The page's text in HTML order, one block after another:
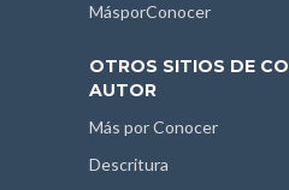
MásporConocer
OTROS SITIOS DE
AUTOR
Más por Conocer
Descritura